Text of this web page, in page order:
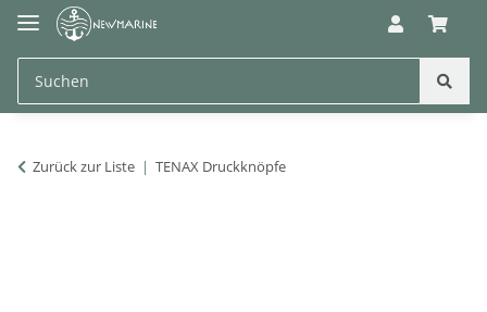
Zurück zur Liste TENAX Druckknöpfe